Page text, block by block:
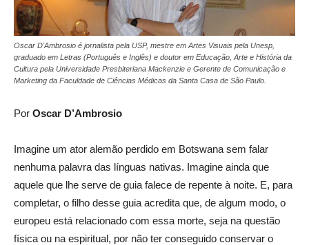
Oscar D'Ambrosio é jornalista pela USP, mestre em Artes Visuais pela Unesp,
graduado em Letras (Português e Inglês) e doutor em Educação, Arte e História da
Cultura pela Universidade Presbiteriana Mackenzie e Gerente de Comunicação e
Marketing da Faculdade de Ciências Médicas da Santa Casa de São Paulo.
Por Oscar D’Ambrosio
Imagine um ator alemão perdido em Botswana sem falar
nenhuma palavra das línguas nativas. Imagine ainda que
aquele que lhe serve de guia falece de repente à noite. E, para
completar, o filho desse guia acredita que, de algum modo, o
europeu está relacionado com essa morte, seja na questão
física ou na espiritual, por não ter conseguido conservar o